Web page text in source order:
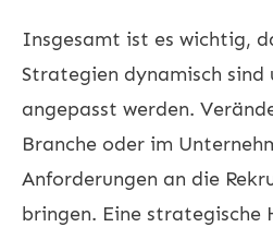
Insgesamt ist es wichtig,
Strategien dynamisch sind
angepasst werden.
Branche oder im
Anforderungen an die
bringen. Eine strategische